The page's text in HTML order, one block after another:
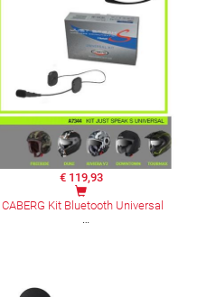
€ 119,93
CABERG Kit Bluetooth Universal